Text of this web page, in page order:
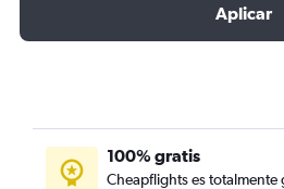
Aplicar
100% gratis
Cheapflights es totalmente